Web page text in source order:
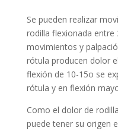
Se pueden realizar
rodilla flexionada entre
movimientos y
rótula producen dolor
flexión de 10-15o se
rótula y en flexión
Como el dolor de
puede tener su origen